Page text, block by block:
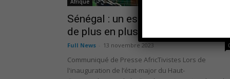
Afrique
Sénégal : un espace civique virtuel
de plus en plus obstrué...
Full News 13 novembre 2023
Communiqué de Presse AfricTivistes Lors de
l'inauguration de l’état-major du Haut-